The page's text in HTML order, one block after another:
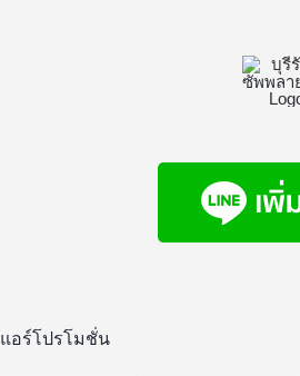
แอร์โปรโมชั่น